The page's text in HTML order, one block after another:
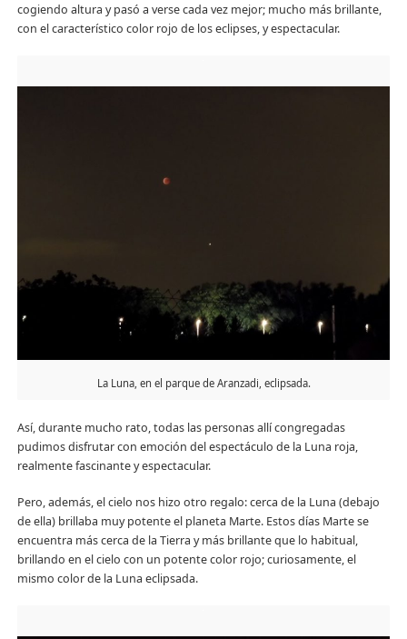
cogiendo altura y pasó a verse cada vez mejor; mucho más brillante,
con el característico color rojo de los eclipses, y espectacular.
La Luna, en el parque de Aranzadi, eclipsada.
Así, durante mucho rato, todas las personas allí congregadas
pudimos disfrutar con emoción del espectáculo de la Luna roja,
realmente fascinante y espectacular.
Pero, además, el cielo nos hizo otro regalo: cerca de la Luna (debajo
de ella) brillaba muy potente el planeta Marte. Estos días Marte se
encuentra más cerca de la Tierra y más brillante que lo habitual,
brillando en el cielo con un potente color rojo; curiosamente, el
mismo color de la Luna eclipsada.